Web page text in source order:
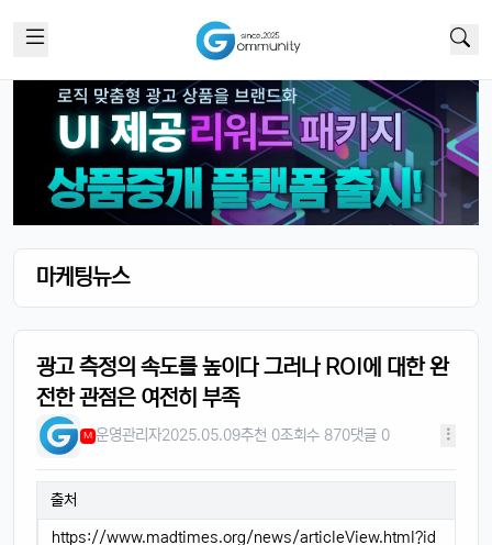
마케팅뉴스
광고 측정의 속도를 높이다 그러나 ROI에 대한 완
전한 관점은 여전히 부족
M 운영관리자2025.05.09추천 0조회수 870댓글 0
출처
https://www.madtimes.org/news/articleView.html?id